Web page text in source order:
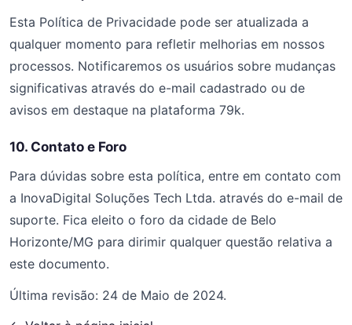
Esta Política de Privacidade pode ser atualizada a
qualquer momento para refletir melhorias em nossos
processos. Notificaremos os usuários sobre mudanças
significativas através do e-mail cadastrado ou de
avisos em destaque na plataforma 79k.
10. Contato e Foro
Para dúvidas sobre esta política, entre em contato com
a InovaDigital Soluções Tech Ltda. através do e-mail de
suporte. Fica eleito o foro da cidade de Belo
Horizonte/MG para dirimir qualquer questão relativa a
este documento.
Última revisão: 24 de Maio de 2024.